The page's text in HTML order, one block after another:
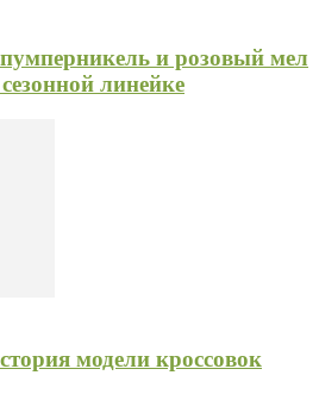
и розовый мел
линейке
модели кроссовок